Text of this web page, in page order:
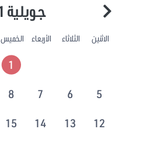
جويلية 2021
الاثنين الثلاثاء الأربعاء الخميس
1
5
6
7
8
12
13
14
15